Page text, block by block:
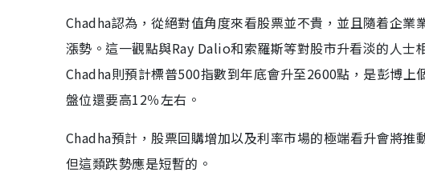
Chadha認為，從絕對值角度來看股票並不貴，並且隨着企
漲勢。這一觀點與Ray Dalio和索羅斯等對股市升看淡的人士
Chadha則預計標普500指數到年底會升至2600點，是彭博
盤位還要高12％左右。
Chadha預計，股票回購增加以及利率市場的極端看升會將
但這類跌勢應是短暫的。